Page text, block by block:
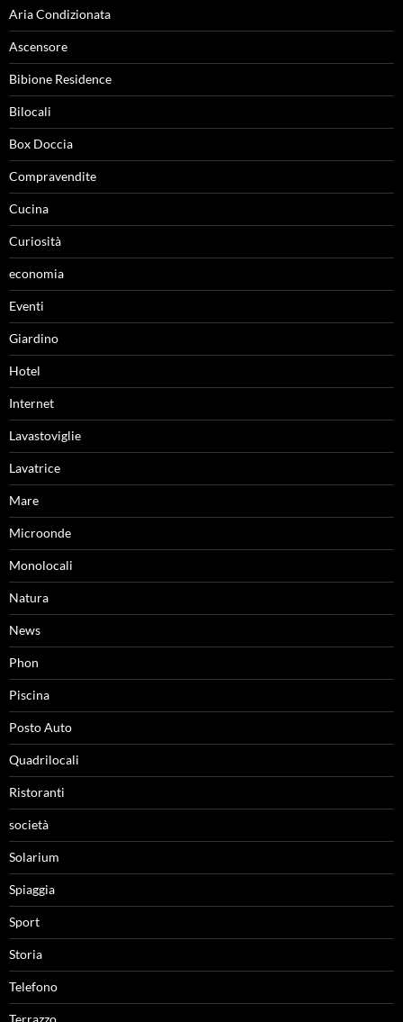
Aria Condizionata
Ascensore
Bibione Residence
Bilocali
Box Doccia
Compravendite
Cucina
Curiosità
economia
Eventi
Giardino
Hotel
Internet
Lavastoviglie
Lavatrice
Mare
Microonde
Monolocali
Natura
News
Phon
Piscina
Posto Auto
Quadrilocali
Ristoranti
società
Solarium
Spiaggia
Sport
Storia
Telefono
Terrazzo